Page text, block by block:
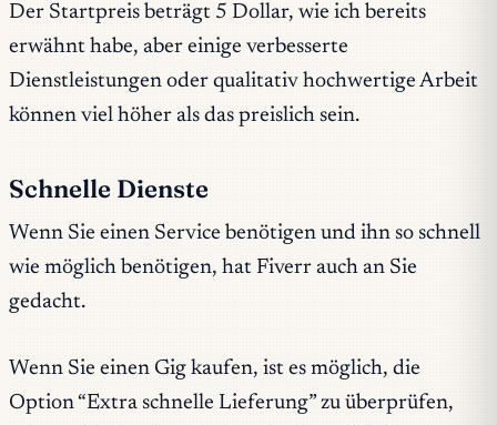
Der Startpreis beträgt 5 Dollar, wie ich bereits
erwähnt habe, aber einige verbesserte
Dienstleistungen oder qualitativ hochwertige Arbeit
können viel höher als das preislich sein.
Schnelle Dienste
Wenn Sie einen Service benötigen und ihn so schnell
wie möglich benötigen, hat Fiverr auch an Sie
gedacht.
Wenn Sie einen Gig kaufen, ist es möglich, die
Option “Extra schnelle Lieferung” zu überprüfen,